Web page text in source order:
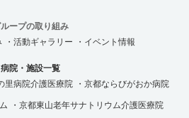
ープの取り組み
・活動ギャラリー ・イベント情報
病院・施設一覧
里病院介護医療院 ・京都ならびがおか病院
・京都東山老年サナトリウム介護医療院